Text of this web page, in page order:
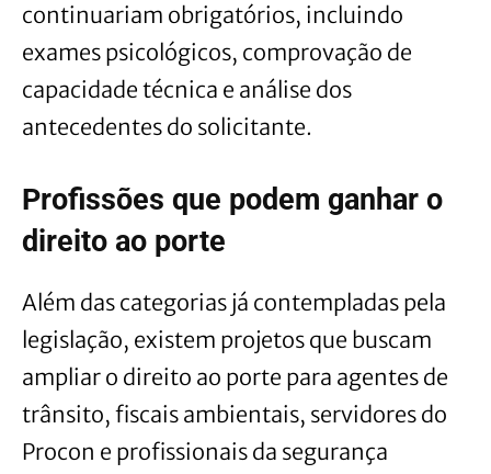
continuariam obrigatórios, incluindo
exames psicológicos, comprovação de
capacidade técnica e análise dos
antecedentes do solicitante.
Profissões que podem ganhar o
direito ao porte
Além das categorias já contempladas pela
legislação, existem projetos que buscam
ampliar o direito ao porte para agentes de
trânsito, fiscais ambientais, servidores do
Procon e profissionais da segurança